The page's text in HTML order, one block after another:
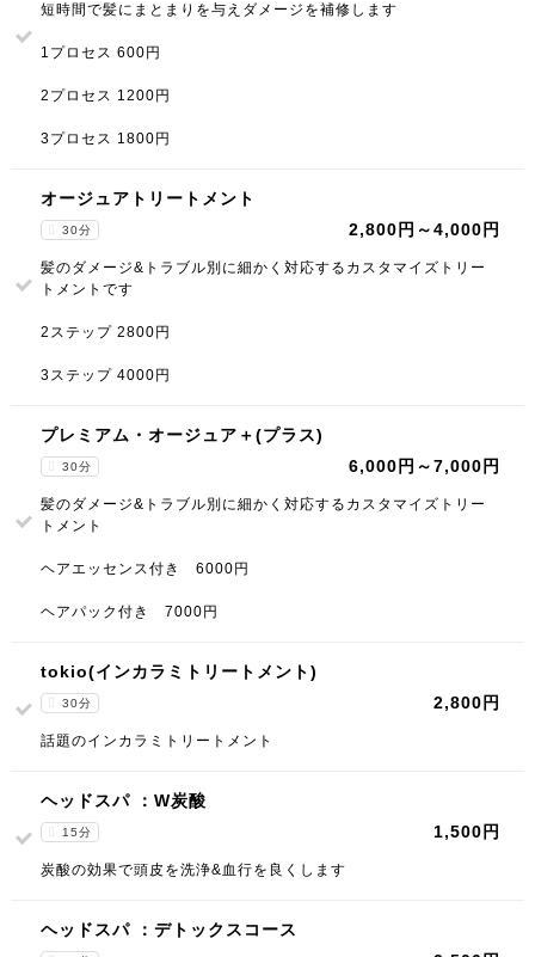
短時間で髪にまとまりを与えダメージを補修します
1プロセス 600円
2プロセス 1200円
3プロセス 1800円
オージュアトリートメント
30分 2,800円～4,000円
髪のダメージ&トラブル別に細かく対応するカスタマイズトリー
トメントです
2ステップ 2800円
3ステップ 4000円
プレミアム・オージュア＋(プラス)
30分 6,000円～7,000円
髪のダメージ&トラブル別に細かく対応するカスタマイズトリー
トメント
ヘアエッセンス付き 6000円
ヘアパック付き 7000円
tokio(インカラミトリートメント)
30分 2,800円
話題のインカラミトリートメント
ヘッドスパ ：W炭酸
15分 1,500円
炭酸の効果で頭皮を洗浄&血行を良くします
ヘッドスパ ：デトックスコース